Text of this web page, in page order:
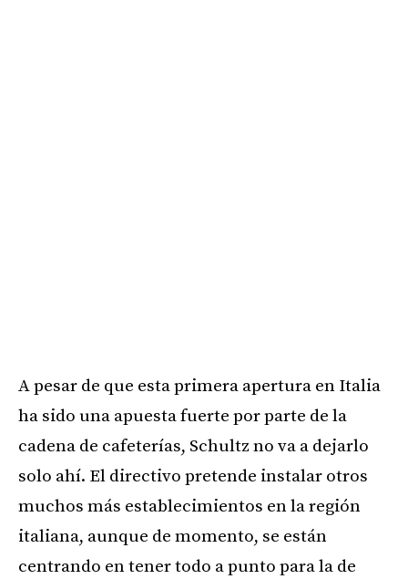
A pesar de que esta primera apertura en Italia
ha sido una apuesta fuerte por parte de la
cadena de cafeterías, Schultz no va a dejarlo
solo ahí. El directivo pretende instalar otros
muchos más establecimientos en la región
italiana, aunque de momento, se están
centrando en tener todo a punto para la de